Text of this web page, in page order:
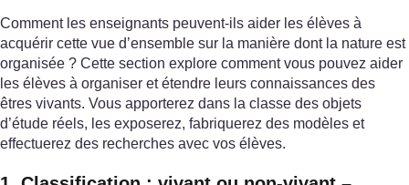
Comment les enseignants peuvent-ils aider les élèves à
acquérir cette vue d’ensemble sur la manière dont la nature est
organisée ? Cette section explore comment vous pouvez aider
les élèves à organiser et étendre leurs connaissances des
êtres vivants. Vous apporterez dans la classe des objets
d’étude réels, les exposerez, fabriquerez des modèles et
effectuerez des recherches avec vos élèves.